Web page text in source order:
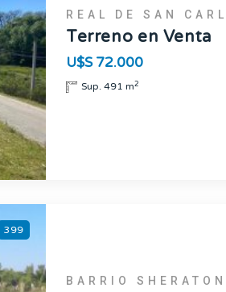
REAL DE SAN
Terreno en Venta
U$S 72.000
Sup. 491 m2
399
BARRIO SHERATON